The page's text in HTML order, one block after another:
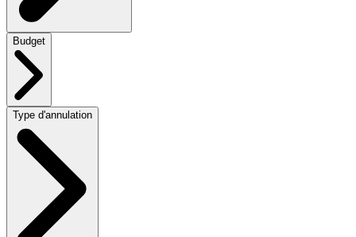
Budget
Type d'annulation